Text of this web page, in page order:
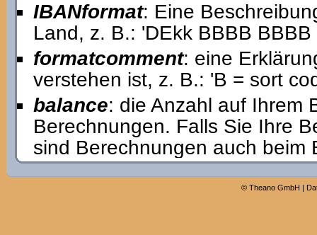
IBANformat: Eine
Land, z. B.: 'DEkk BBBB
formatcomment: eine
verstehen ist, z. B.: 'B = sort
balance: die Anzahl auf Ihrem
Berechnungen. Falls Sie Ihre
sind Berechnungen auch beim
© Theano GmbH |